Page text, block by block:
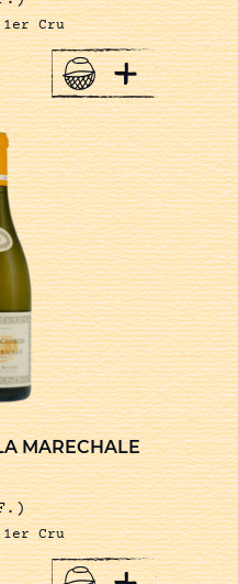
Cru
+
MARECHALE
Cru